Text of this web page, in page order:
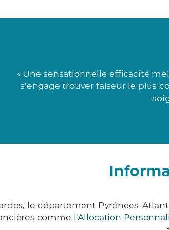
« Une sensationnelle efficacité
s'engage trouver faiseur le plus
le département Pyrénées-
comme l'Allocation